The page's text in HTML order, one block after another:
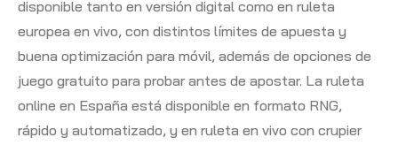
disponible tanto en versión digital como en ruleta
europea en vivo, con distintos límites de apuesta y
buena optimización para móvil, además de opciones de
juego gratuito para probar antes de apostar. La ruleta
online en España está disponible en formato RNG,
rápido y automatizado, y en ruleta en vivo con crupier